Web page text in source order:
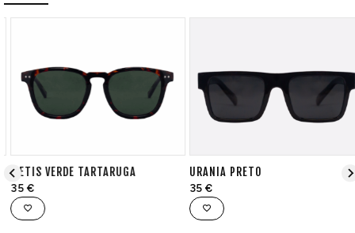
METIS VERDE TARTARUGA
35€
URANIA PRETO
35€